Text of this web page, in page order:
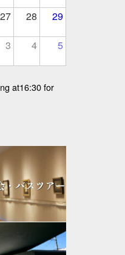
27 28 29
3 4 5
at16:30 for